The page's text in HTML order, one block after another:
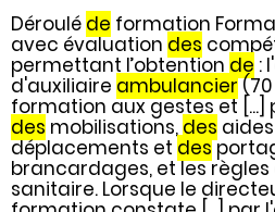
Déroulé de formation
avec évaluation des
permettant l’obtention de :
d'auxiliaire ambulancier(70
formation aux gestes et
des mobilisations, des
déplacements et des
brancardages, et les
sanitaire. Lorsque le